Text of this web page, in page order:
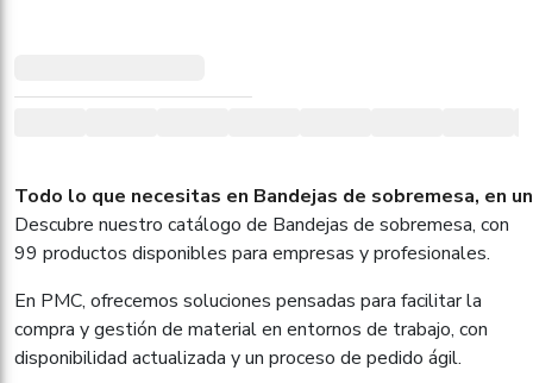
Todo lo que necesitas en Bandejas de sobremesa, en
Descubre nuestro catálogo de Bandejas de sobremesa, con
99 productos disponibles para empresas y profesionales.
En PMC, ofrecemos soluciones pensadas para facilitar la
compra y gestión de material en entornos de trabajo, con
disponibilidad actualizada y un proceso de pedido ágil.